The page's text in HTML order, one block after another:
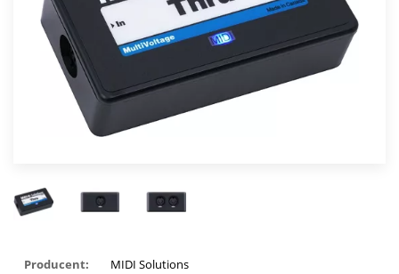
Producent: MIDI Solutions